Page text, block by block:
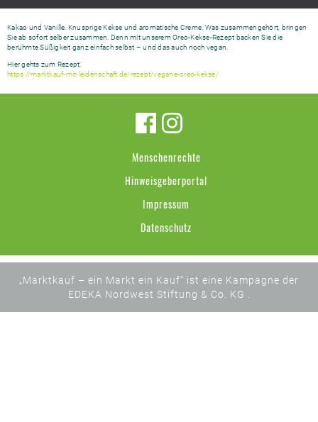
Kakao und Vanille. Knusprige Kekse und aromatische Creme. Was zusammengehört, bringen
Sie ab sofort selber zusammen. Denn mit unserem Oreo-Kekse-Rezept backen Sie die
berühmte Süßigkeit ganz einfach selbst – und das auch noch vegan.
Hier gehts zum Rezept:
https://marktkauf-mit-leidenschaft.de/rezept/vegane-oreo-kekse/
Menschenrechte
Hinweisgeberportal
Impressum
Datenschutz
„Marktkauf – ein Markt ein Kauf“ ist eine Kampagne der
EDEKA Nordwest Stiftung & Co. KG .